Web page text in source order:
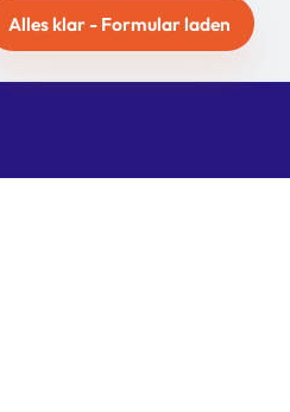
Alles klar - Formular laden